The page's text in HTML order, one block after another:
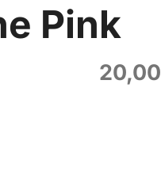
Pink
20,00